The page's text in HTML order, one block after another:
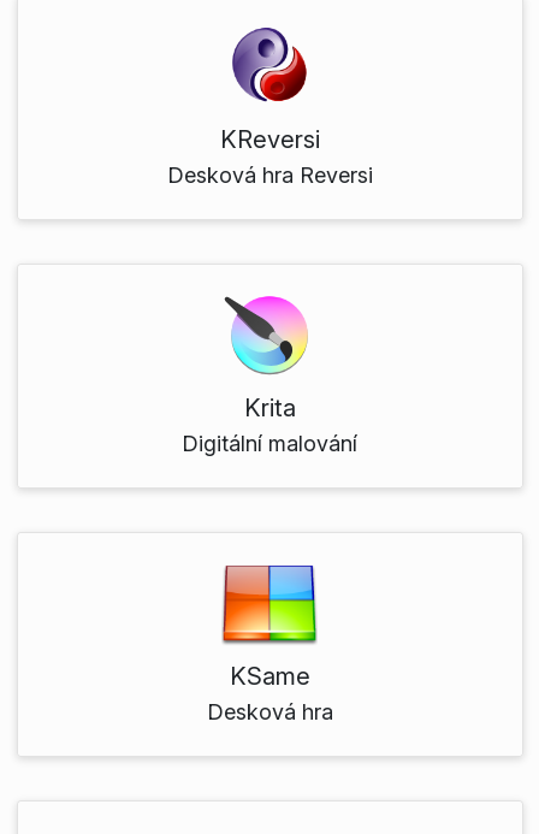
KReversi
Desková hra Reversi
Krita
Digitální malování
KSame
Desková hra